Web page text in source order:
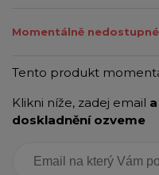
Momentálně nedostupné
Tento produkt
Klikni níže, zadej email
doskladnění ozveme